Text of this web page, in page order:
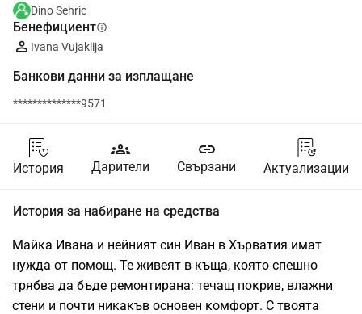
Dino Sehric
Бенефициентinfo
Ivana Vujaklija
Банкови данни за изплащане
**************9571
История
groups
Дарители
link
Свързани Актуализации
История за набиране на средства
Майка Ивана и нейният син Иван в Хърватия имат
нужда от помощ. Те живеят в къща, която спешно
трябва да бъде ремонтирана: течащ покрив, влажни
стени и почти никакъв основен комфорт. С твоята